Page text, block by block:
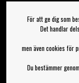
Om Bengans
FAQ / Köp- &
Jag
För att ge dig som
Det handlar
men även cookies för
Du bestämmer